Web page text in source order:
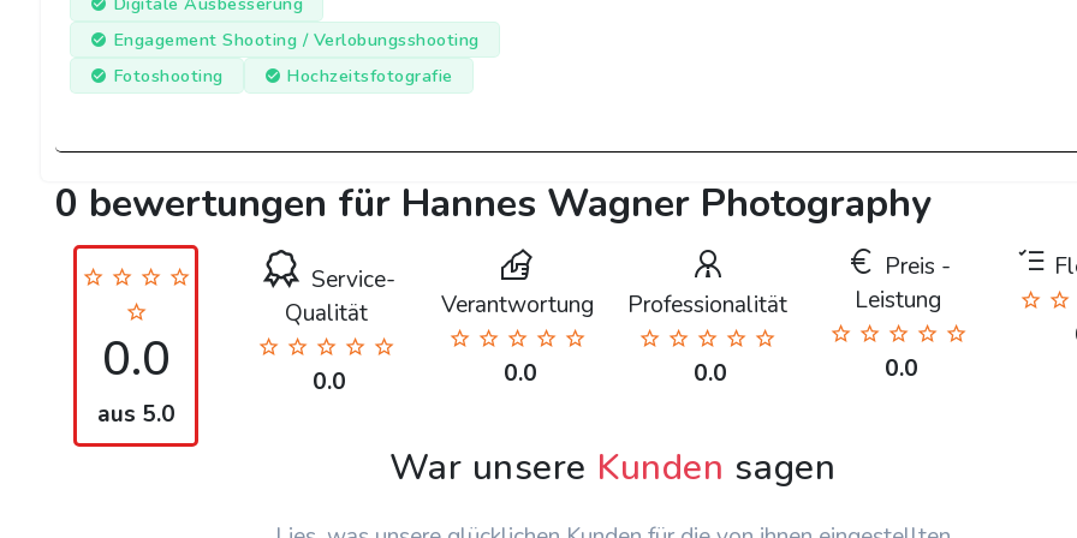
Engagement Shooting / Verlobungsshooting
Fotoshooting
Hochzeitsfotografie
0 bewertungen für Hannes Wagner Photography
0.0
aus 5.0
Service-
Qualität
0.0
Verantwortung
0.0
Professionalität
0.0
Preis -
Leistung
0.0
War unsere Kunden sagen